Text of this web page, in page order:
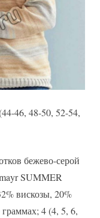
46, 48-50, 52-54,
бежево-серой
SUMMER
вискозы, 20%
4 (4, 5, 6,